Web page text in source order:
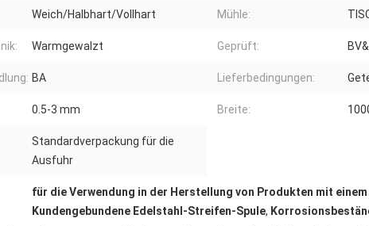
Weich/Halbhart/Vollhart Mühle:
Warmgewalzt Geprüft:
BA Lieferbedingungen:
0.5-3 mm Breite:
Standardverpackung für die
Ausfuhr
für die Verwendung in der Herstellung von Produkten mit einem
Kundengebundene Edelstahl-Streifen-Spule,